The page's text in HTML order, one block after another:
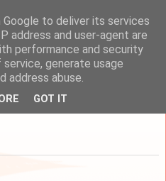
käsittelevä blogi
to deliver its services
address and user-agent are
performance and security
generate usage
address abuse.
GOT IT